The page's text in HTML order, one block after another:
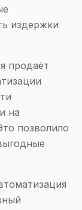
издержки
продаёт
на
позволило